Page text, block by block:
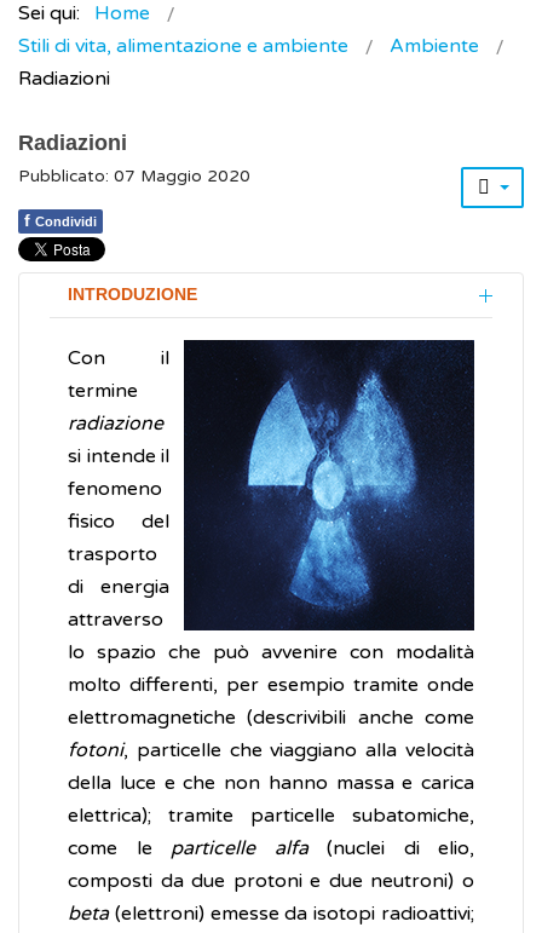
Sei qui:
Home
Stili di vita, alimentazione e ambiente
Ambiente
Radiazioni
Radiazioni
Pubblicato: 07 Maggio 2020
f Condividi
INTRODUZIONE
Con il
termine
radiazione
si intende il
fenomeno
fisico del
trasporto
di energia
attraverso
lo spazio che può avvenire con modalità
molto differenti, per esempio tramite onde
elettromagnetiche (descrivibili anche come
fotoni, particelle che viaggiano alla velocità
della luce e che non hanno massa e carica
elettrica); tramite particelle subatomiche,
come le particelle alfa(nuclei di elio,
composti da due protoni e due neutroni) o
beta(elettroni) emesse da isotopi radioattivi;